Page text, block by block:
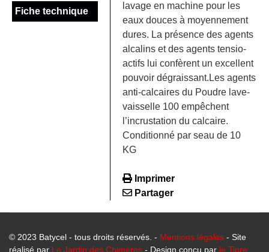
Fiche technique
lavage en machine pour les
eaux douces à moyennement
dures. La présence des agents
alcalins et des agents tensio-
actifs lui confèrent un excellent
pouvoir dégraissant.Les agents
anti-calcaires du Poudre lave-
vaisselle 100 empêchent
l’incrustation du calcaire.
Conditionné par seau de 10
KG
Imprimer
Partager
© 2023 Batycel - tous droits réservés. - Mentions légales - Site
réalisé par Le Jardin des Chimères - Design conçu par le Tigre